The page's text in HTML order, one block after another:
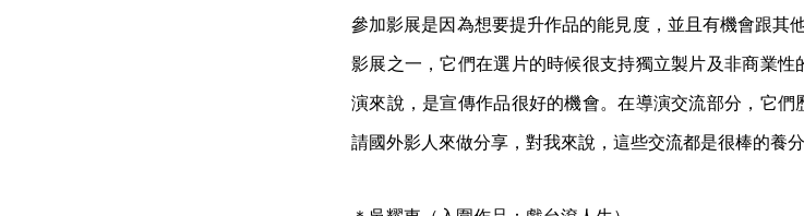
參加影展是因為想要提升作品的能見度，並且有機會跟其
影展之一，它們在選片的時候很支持獨立製片及非商業
演來說，是宣傳作品很好的機會。在導演交流部分，它
請國外影人來做分享，對我來說，這些交流都是很棒的養分